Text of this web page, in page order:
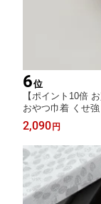
6位
【ポイント10倍
おやつ巾着 くせ
5cm ポリエステル
2,090円